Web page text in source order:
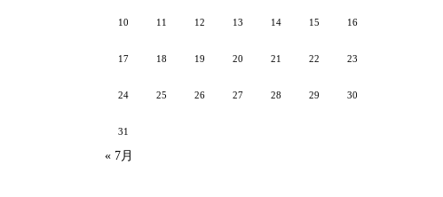
10 11 12 13 14 15 16
17 18 19 20 21 22 23
24 25 26 27 28 29 30
31
« 7月